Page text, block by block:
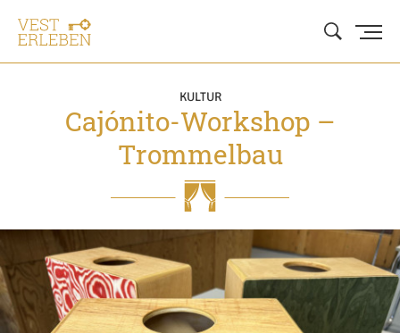
KULTUR
Cajónito-Workshop –
Trommelbau